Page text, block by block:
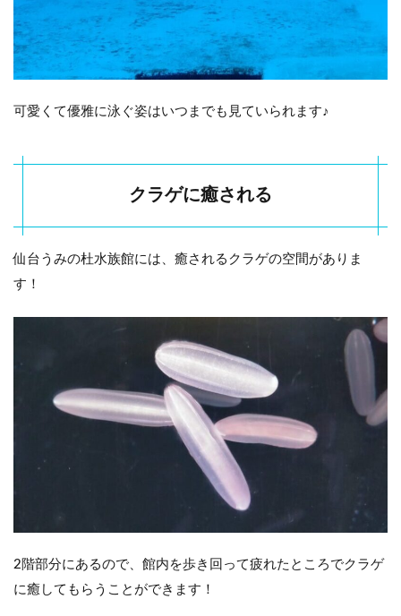
可愛くて優雅に泳ぐ姿はいつまでも見ていられます♪
クラゲに癒される
仙台うみの杜水族館には、癒されるクラゲの空間がありま
す！
2階部分にあるので、館内を歩き回って疲れたところでクラゲ
に癒してもらうことができます！